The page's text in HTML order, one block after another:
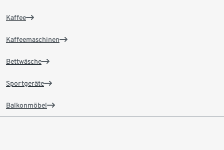
Kaffee
Kaffeemaschinen
Bettwäsche
Sportgeräte
Balkonmöbel